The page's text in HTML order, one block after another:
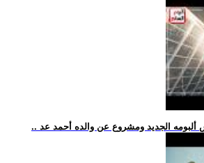
ألبومه الجديد ومشروع عن والده أحمد عد